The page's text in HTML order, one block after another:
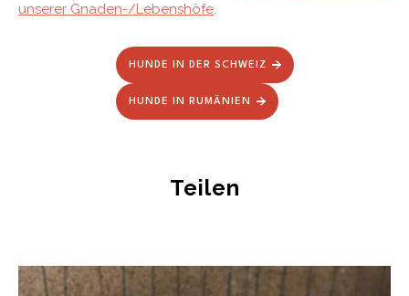
unserer Gnaden-/Lebenshöfe.
HUNDE IN DER SCHWEIZ
HUNDE IN RUMÄNIEN
Teilen